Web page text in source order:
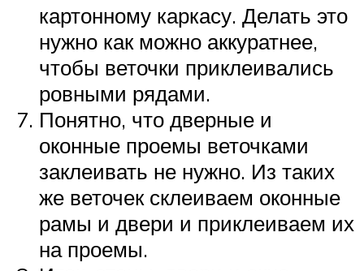
картонному каркасу. Делать это
нужно как можно аккуратнее,
чтобы веточки приклеивались
ровными рядами.
Понятно, что дверные и
оконные проемы веточками
заклеивать не нужно. Из таких
же веточек склеиваем оконные
рамы и двери и приклеиваем их
на проемы.